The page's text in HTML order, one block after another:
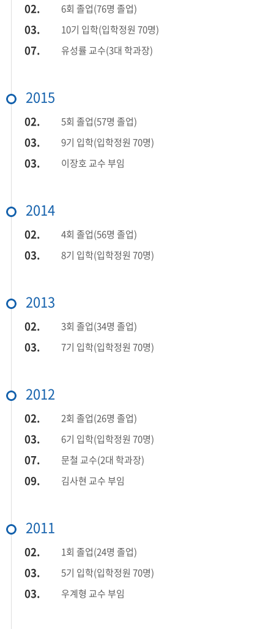
02. 6회 졸업(76명 졸업)
03. 10기 입학(입학정원 70명)
07. 유성률 교수(3대 학과장)
2015
02. 5회 졸업(57명 졸업)
03. 9기 입학(입학정원 70명)
03. 이장호 교수 부임
2014
02. 4회 졸업(56명 졸업)
03. 8기 입학(입학정원 70명)
2013
02. 3회 졸업(34명 졸업)
03. 7기 입학(입학정원 70명)
2012
02. 2회 졸업(26명 졸업)
03. 6기 입학(입학정원 70명)
07. 문철 교수(2대 학과장)
09. 김사현 교수 부임
2011
02. 1회 졸업(24명 졸업)
03. 5기 입학(입학정원 70명)
03. 우계형 교수 부임